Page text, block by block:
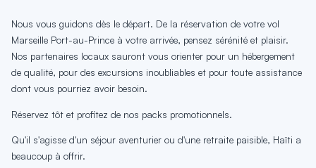
Nous vous guidons dès le départ. De la réservation de votre vol
Marseille Port-au-Prince à votre arrivée, pensez sérénité et plaisir.
Nos partenaires locaux sauront vous orienter pour un hébergement
de qualité, pour des excursions inoubliables et pour toute assistance
dont vous pourriez avoir besoin.
Réservez tôt et profitez de nos packs promotionnels.
Qu'il s'agisse d'un séjour aventurier ou d'une retraite paisible, Haïti a
beaucoup à offrir.